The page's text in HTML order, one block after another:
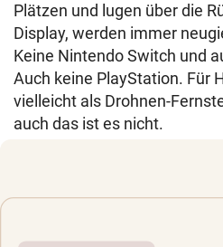
Plätzen und lugen über die
Display, werden immer
Keine Nintendo Switch und
Auch keine PlayStation. Für
vielleicht als Drohnen-
auch das ist es nicht.